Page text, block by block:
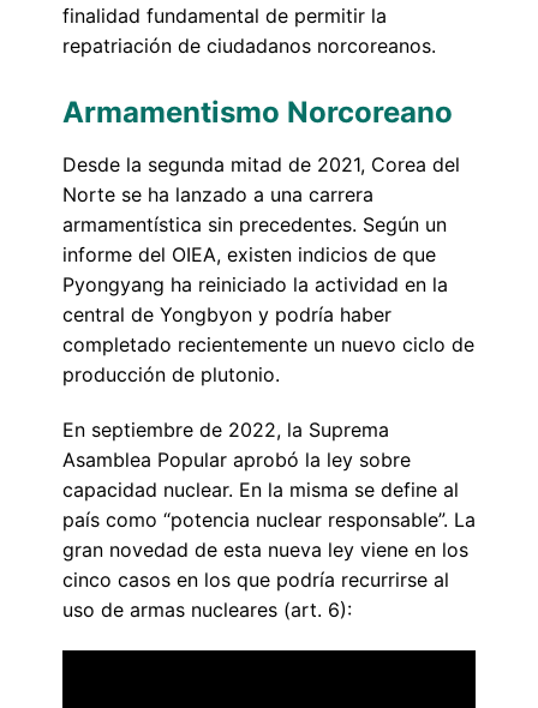
finalidad fundamental de permitir la
repatriación de ciudadanos norcoreanos.
Armamentismo Norcoreano
Desde la segunda mitad de 2021, Corea del
Norte se ha lanzado a una carrera
armamentística sin precedentes. Según un
informe del OIEA, existen indicios de que
Pyongyang ha reiniciado la actividad en la
central de Yongbyon y podría haber
completado recientemente un nuevo ciclo de
producción de plutonio.
En septiembre de 2022, la Suprema
Asamblea Popular aprobó la ley sobre
capacidad nuclear. En la misma se define al
país como “potencia nuclear responsable”. La
gran novedad de esta nueva ley viene en los
cinco casos en los que podría recurrirse al
uso de armas nucleares (art. 6):